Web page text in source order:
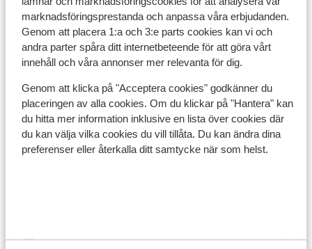
marknadsföringsprestanda och anpassa våra erbjudanden.
Genom att placera 1:a och 3:e parts cookies kan vi och
andra parter spåra ditt internetbeteende för att göra vårt
innehåll och våra annonser mer relevanta för dig.
Genom att klicka på "Acceptera cookies" godkänner du
placeringen av alla cookies. Om du klickar på "Hantera" kan
du hitta mer information inklusive en lista över cookies där
du kan välja vilka cookies du vill tillåta. Du kan ändra dina
preferenser eller återkalla ditt samtycke när som helst.
Avstånd till pist ca 1,1 km
Avstånd till skidbuss ca 100 m ( skidbuss är gratis
vid uppvisat liftkort / gäskort)
Avstånd till skidlift ca 1,1 km
Närmaste kiosk ca 1 km
Närmaste restaurang ca 300 m
Lugnt läge
Liftkort/Utrustning/Skidskola